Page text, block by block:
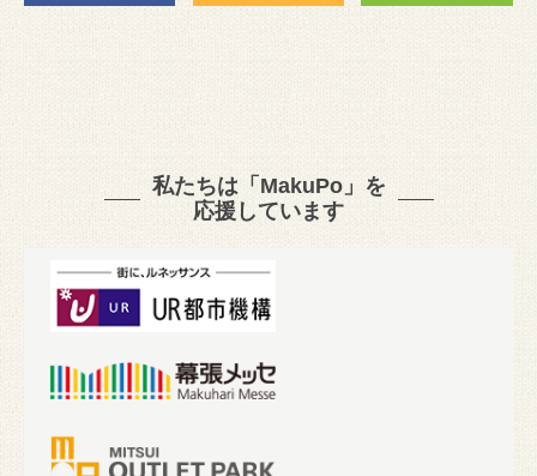
私たちは「MakuPo」を
応援しています